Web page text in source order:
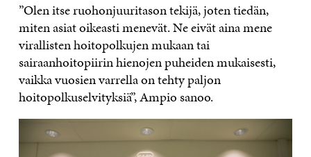
”Olen itse ruohonjuuritason tekijä, joten tiedän,
miten asiat oikeasti menevät. Ne eivät aina mene
virallisten hoitopolkujen mukaan tai
sairaanhoitopiirin hienojen puheiden mukaisesti,
vaikka vuosien varrella on tehty paljon
hoitopolkuselvityksiä”, Ampio sanoo.